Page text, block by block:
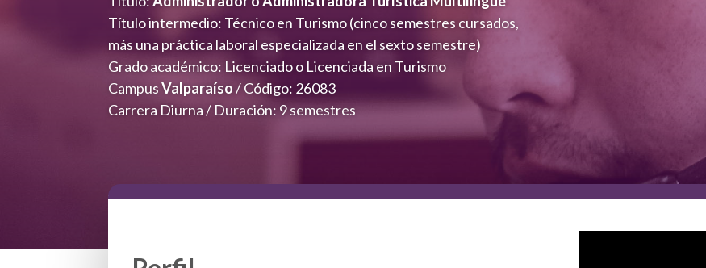
Título intermedio: Técnico en Turismo (cinco semestres cursados,
más una práctica laboral especializada en el sexto semestre)
Grado académico: Licenciado o Licenciada en Turismo
CampusValparaíso/ Código: 26083
Carrera Diurna / Duración: 9 semestres